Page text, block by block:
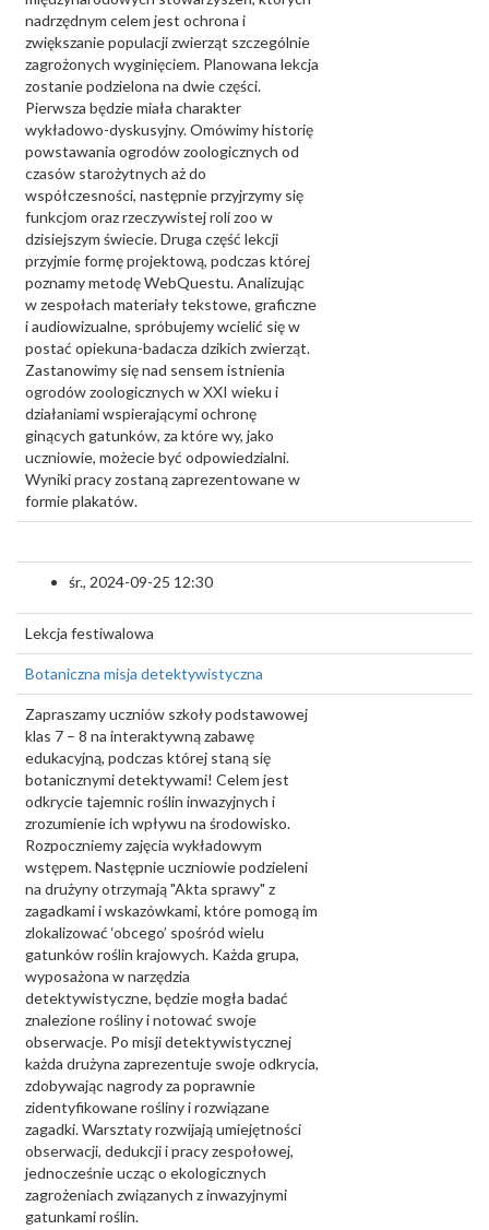
nadrzędnym celem jest ochrona i
zwiększanie populacji zwierząt szczególnie
zagrożonych wyginięciem. Planowana lekcja
zostanie podzielona na dwie części.
Pierwsza będzie miała charakter
wykładowo-dyskusyjny. Omówimy historię
powstawania ogrodów zoologicznych od
czasów starożytnych aż do
współczesności, następnie przyjrzymy się
funkcjom oraz rzeczywistej roli zoo w
dzisiejszym świecie. Druga część lekcji
przyjmie formę projektową, podczas której
poznamy metodę WebQuestu. Analizując
w zespołach materiały tekstowe, graficzne
i audiowizualne, spróbujemy wcielić się w
postać opiekuna-badacza dzikich zwierząt.
Zastanowimy się nad sensem istnienia
ogrodów zoologicznych w XXI wieku i
działaniami wspierającymi ochronę
ginących gatunków, za które wy, jako
uczniowie, możecie być odpowiedzialni.
Wyniki pracy zostaną zaprezentowane w
formie plakatów.
śr., 2024-09-25 12:30
Lekcja festiwalowa
Botaniczna misja detektywistyczna
Zapraszamy uczniów szkoły podstawowej
klas 7 – 8 na interaktywną zabawę
edukacyjną, podczas której staną się
botanicznymi detektywami! Celem jest
odkrycie tajemnic roślin inwazyjnych i
zrozumienie ich wpływu na środowisko.
Rozpoczniemy zajęcia wykładowym
wstępem. Następnie uczniowie podzieleni
na drużyny otrzymają "Akta sprawy" z
zagadkami i wskazówkami, które pomogą im
zlokalizować ‘obcego’ spośród wielu
gatunków roślin krajowych. Każda grupa,
wyposażona w narzędzia
detektywistyczne, będzie mogła badać
znalezione rośliny i notować swoje
obserwacje. Po misji detektywistycznej
każda drużyna zaprezentuje swoje odkrycia,
zdobywając nagrody za poprawnie
zidentyfikowane rośliny i rozwiązane
zagadki. Warsztaty rozwijają umiejętności
obserwacji, dedukcji i pracy zespołowej,
jednocześnie ucząc o ekologicznych
zagrożeniach związanych z inwazyjnymi
gatunkami roślin.